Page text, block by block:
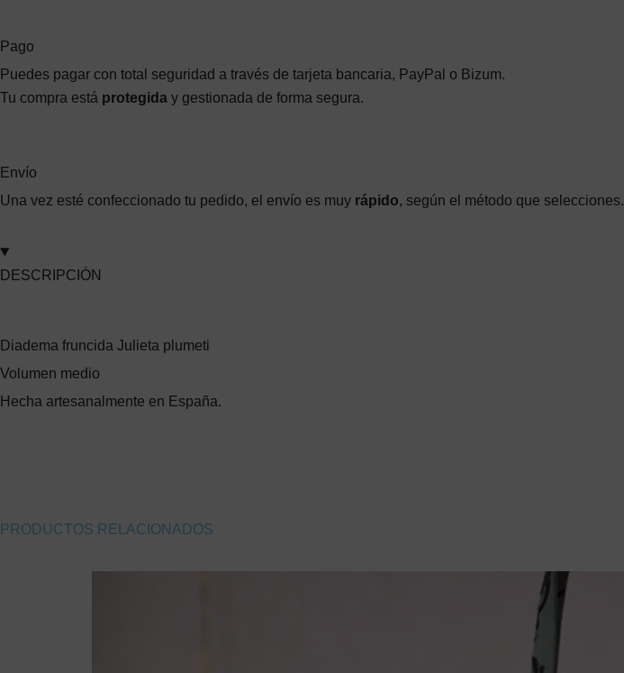
Pago
Puedes pagar con total seguridad a través de tarjeta bancaria, PayPal o Bizum.
Tu compra está protegida y gestionada de forma segura.
Envío
Una vez esté confeccionado tu pedido, el envío es muy rápido, según el método que
DESCRIPCIÓN
Diadema fruncida Julieta plumeti
Volumen medio
Hecha artesanalmente en España.
PRODUCTOS RELACIONADOS